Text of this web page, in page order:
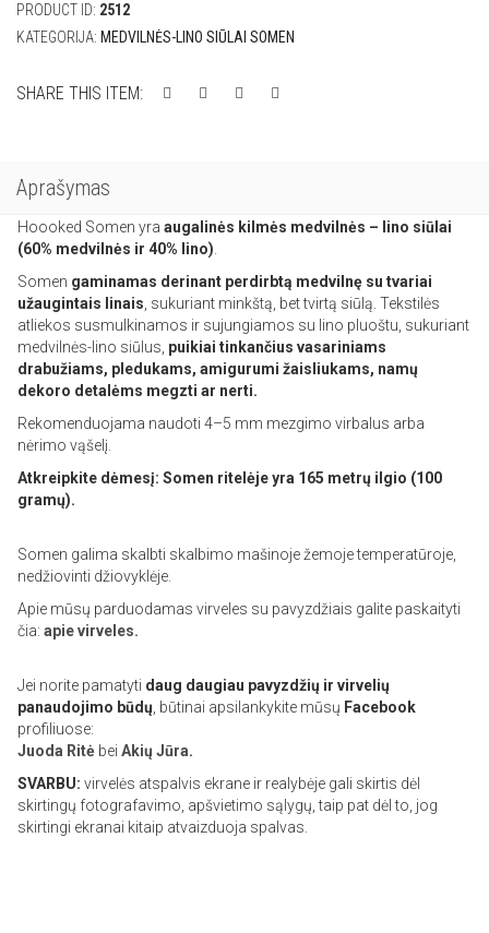
100g
PRODUCT ID: 2512
KATEGORIJA: MEDVILNĖS-LINO SIŪLAI SOMEN
SHARE THIS ITEM:
Aprašymas
Hoooked Somen yra augalinės kilmės medvilnės – lino siūlai
(60% medvilnės ir 40% lino)
Somen gaminamas derinant perdirbtą medvilnę su tvariai
užaugintais linais , sukuriant minkštą, bet tvirtą siūlą. Tekstilės
atliekos susmulkinamos ir sujungiamos su lino pluoštu, sukuriant
medvilnės-lino siūlus, puikiai tinkančius vasariniams
drabužiams, pledukams, amigurumi žaisliukams, namų
dekoro detalėms megzti ar nerti.
Rekomenduojama naudoti 4–5 mm mezgimo virbalus arba
nėrimo vąšelį.
Atkreipkite dėmesį: Somen ritelėje yra 165 metrų ilgio (100
gramų).
Somen galima skalbti skalbimo mašinoje žemoje temperatūroje,
nedžiovinti džiovyklėje.
Apie mūsų parduodamas virveles su pavyzdžiais galite paskaityti
čia: apie virveles.
Jei norite pamatyti daug daugiau pavyzdžių ir virvelių
panaudojimo būdų , būtinai apsilankykite mūsų Facebook
profiliuose:
Juoda Ritė bei Akių Jūra.
SVARBU: virvelės atspalvis ekrane ir realybėje gali skirtis dėl
skirtingų fotografavimo, apšvietimo sąlygų, taip pat dėl to, jog
skirtingi ekranai kitaip atvaizduoja spalvas.